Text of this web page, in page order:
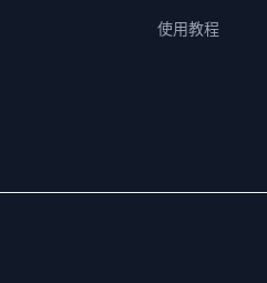
使用教程